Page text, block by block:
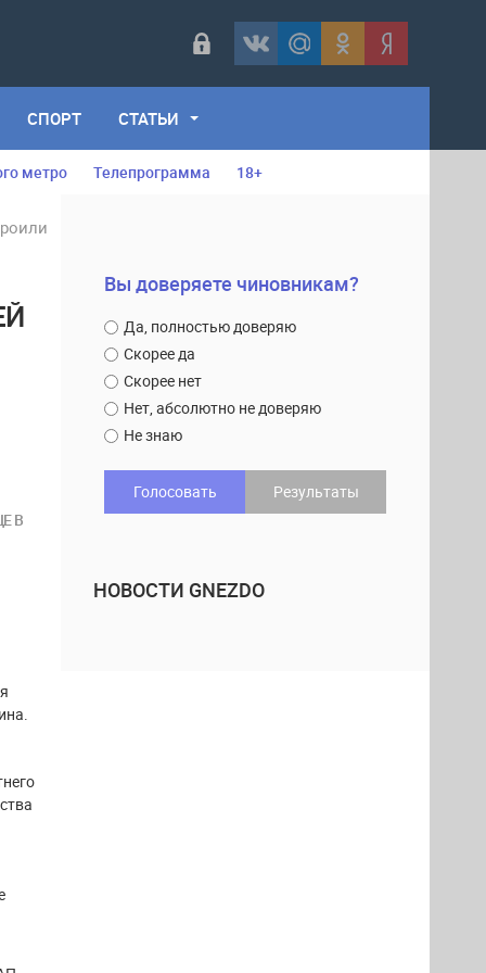
СПОРТ СТАТЬИ
метро Телепрограмма 18+
В
Вы доверяете чиновникам?
Да, полностью доверяю
Скорее да
Скорее нет
Нет, абсолютно не доверяю
Не знаю
Голосовать Результаты
НОВОСТИ GNEZDO